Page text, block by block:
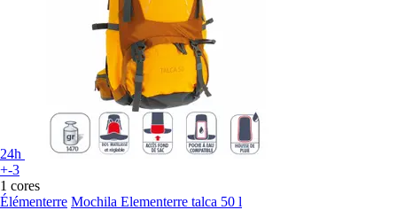
24h
+-3
1 cores
Élémenterre Mochila Elementerre talca 50 l